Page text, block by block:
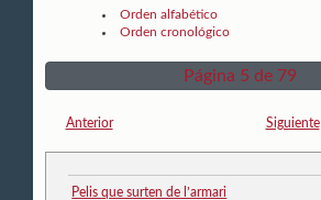
Orden alfabético
Orden cronológico
Página 5 de 79
Anterior Siguiente
Pelis que surten de l’armari